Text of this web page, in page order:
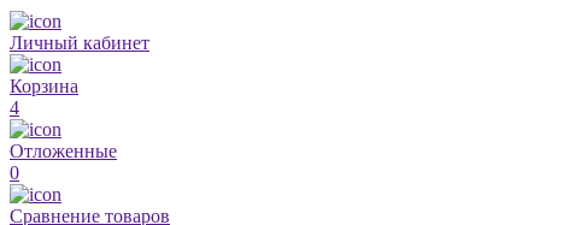
Личный кабинет
Корзина
4
Отложенные
0
Сравнение товаров